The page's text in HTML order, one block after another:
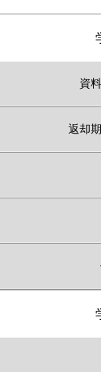
資
返却